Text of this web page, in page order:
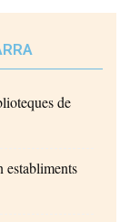
de